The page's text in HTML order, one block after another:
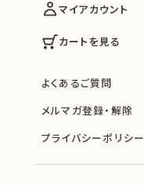
マイアカウント
カートを見る
よくあるご質問
メルマガ登録・解除
プライバシーポリシー